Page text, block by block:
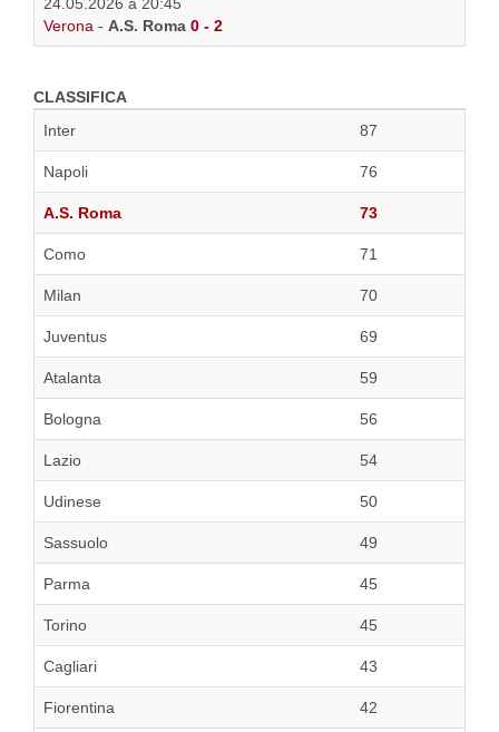
Verona - A.S. Roma 0 - 2
CLASSIFICA
Inter
87
Napoli 76
A.S. Roma 73
Como 71
Milan 70
Juventus 69
Atalanta 59
Bologna 56
Lazio 54
Udinese 50
Sassuolo 49
Parma 45
Torino 45
Cagliari 43
Fiorentina 42